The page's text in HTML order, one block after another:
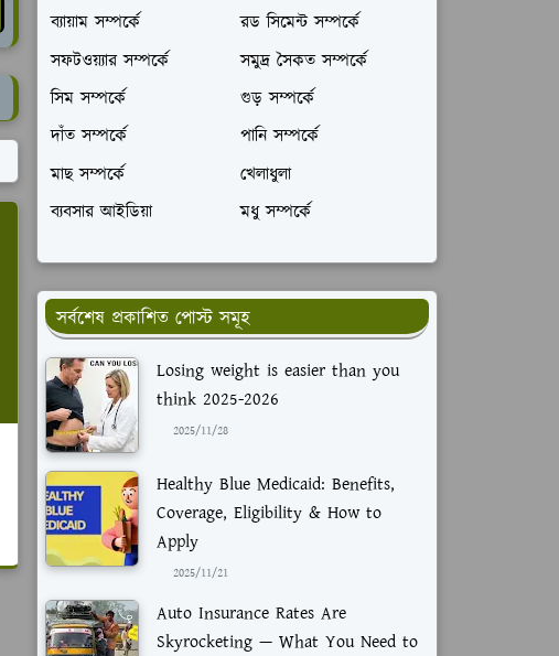
ব্যায়াম সম্পর্কে
রড সিমেন্ট সম্পর্কে
সফটওয়্যার সম্পর্কে
সমুদ্র সৈকত সম্পর্কে
সিম সম্পর্কে
গুড় সম্পর্কে
দাঁত সম্পর্কে
পানি সম্পর্কে
মাছ সম্পর্কে
খেলাধুলা
ব্যবসার আইডিয়া
মধু সম্পর্কে
সর্বশেষ প্রকাশিত পোস্ট সমূহ
Losing weight is easier than you
think 2025-2026
2025/11/28
Healthy Blue Medicaid: Benefits,
Coverage, Eligibility & How to
Apply
2025/11/21
Auto Insurance Rates Are
Skyrocketing — What You Need to